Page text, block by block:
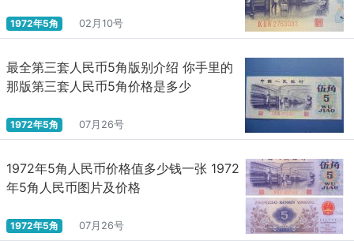
1972年5角 02月10号
最全第三套人民币5角版别介绍 你手里的
那版第三套人民币5角价格是多少
1972年5角 07月26号
1972年5角人民币价格值多少钱一张 1972
年5角人民币图片及价格
1972年5角 07月26号